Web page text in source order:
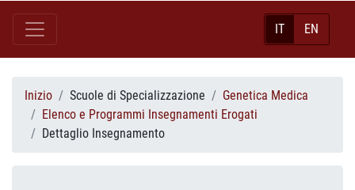
IT EN
Inizio Scuole di Specializzazione
Genetica Medica
Elenco e Programmi Insegnamenti Erogati
Dettaglio Insegnamento